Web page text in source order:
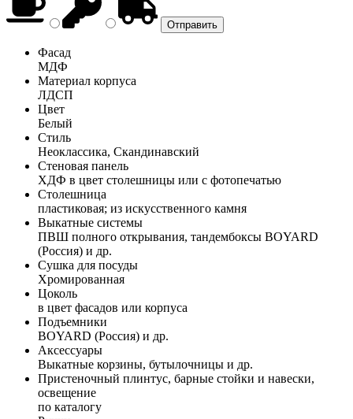
Фасад
МДФ
Материал корпуса
ЛДСП
Цвет
Белый
Стиль
Неоклассика, Скандинавский
Стеновая панель
ХДФ в цвет столешницы или с фотопечатью
Столешница
пластиковая; из искусственного камня
Выкатные системы
ПВШ полного открывания, тандембоксы BOYARD
(Россия) и др.
Сушка для посуды
Хромированная
Цоколь
в цвет фасадов или корпуса
Подъемники
BOYARD (Россия) и др.
Аксессуары
Выкатные корзины, бутылочницы и др.
Пристеночный плинтус, барные стойки и навески,
освещение
по каталогу